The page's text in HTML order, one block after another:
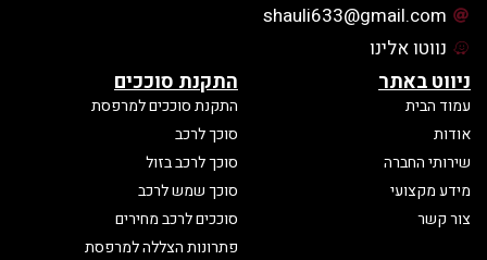
shauli633@gmail.com
נווטו אלינו
ניווט באתר
עמוד הבית
אודות
שירותי החברה
מידע מקצועי
צור קשר
התקנת סוככים
התקנת סוככים למרפסת
סוכך לרכב
סוכך לרכב בזול
סוכך שמש לרכב
סוככים לרכב מחירים
פתרונות הצללה למרפסת